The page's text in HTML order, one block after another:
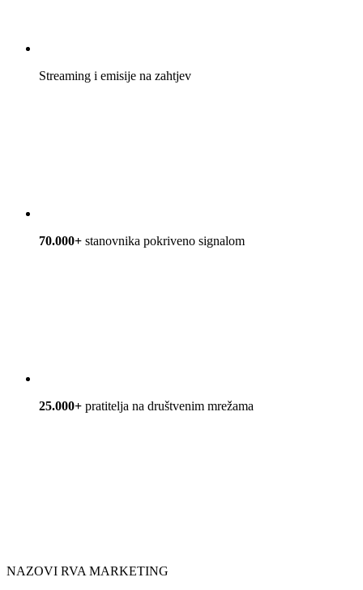
Streaming i emisije na zahtjev
70.000+ stanovnika pokriveno signalom
25.000+ pratitelja na društvenim mrežama
NAZOVI RVA MARKETING